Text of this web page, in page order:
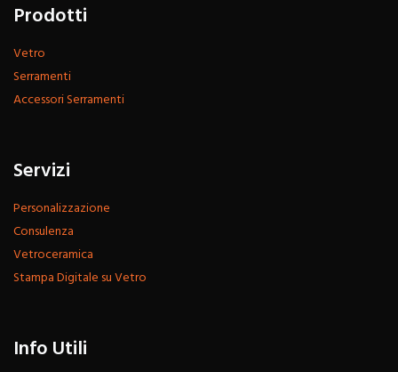
Prodotti
Vetro
Serramenti
Accessori Serramenti
Servizi
Personalizzazione
Consulenza
Vetroceramica
Stampa Digitale su Vetro
Info Utili